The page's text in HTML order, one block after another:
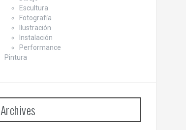
Escultura
Fotografía
Ilustración
Instalación
Performance
Pintura
Archives